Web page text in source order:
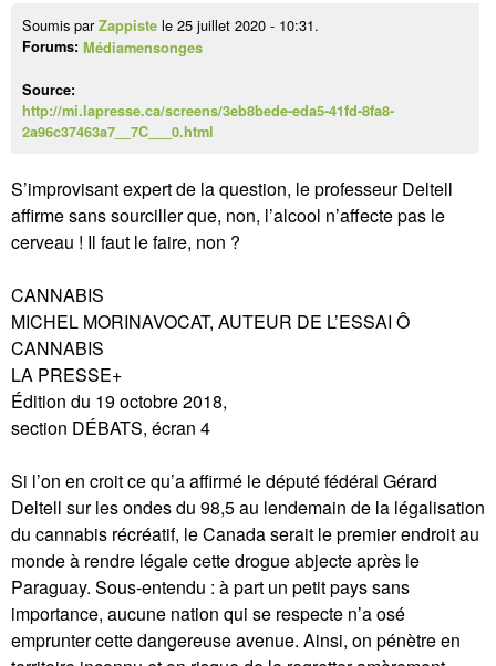
Soumis parZappiste le 25 juillet 2020 - 10:31.
Forums: Médiamensonges
Source:
http://mi.lapresse.ca/screens/3eb8bede-eda5-41fd-8fa8-
2a96c37463a7__7C___0.html
S’improvisant expert de la question, le professeur Deltell
affirme sans sourciller que, non, l’alcool n’affecte pas le
cerveau ! Il faut le faire, non ?
CANNABIS
MICHEL MORINAVOCAT, AUTEUR DE L’ESSAI Ô
CANNABIS
LA PRESSE+
Édition du 19 octobre 2018,
section DÉBATS, écran 4
Si l’on en croit ce qu’a affirmé le député fédéral Gérard
Deltell sur les ondes du 98,5 au lendemain de la légalisation
du cannabis récréatif, le Canada serait le premier endroit au
monde à rendre légale cette drogue abjecte après le
Paraguay. Sous-entendu : à part un petit pays sans
importance, aucune nation qui se respecte n’a osé
emprunter cette dangereuse avenue. Ainsi, on pénètre en